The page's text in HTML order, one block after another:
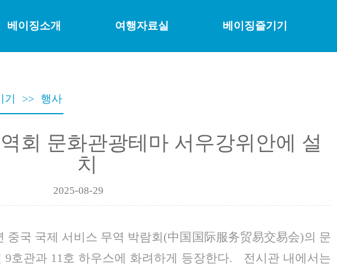
베이징소개 여행자료실 베이징즐기기
>> 행사
회 문화관광테마 서우강위안에 설
치
2025-08-29
중국 국제 서비스 무역 박람회(中国国际服务贸易交易会)의 문
9호관과 11호 하우스에 화려하게 등장한다. 전시관 내에서는